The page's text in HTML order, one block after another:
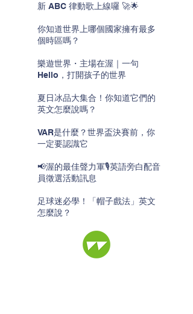
新 ABC 律動歌上線囉 🚀🌟
你知道世界上哪個國家擁有最多
個時區嗎？
樂遊世界・主場在渥｜一句
Hello，打開孩子的世界
夏日冰品大集合！你知道它們的
英文怎麼說嗎？
VAR是什麼？世界盃決賽前，你
一定要認識它
📢渥的最佳聲力軍🎙️英語旁白配音
員徵選活動訊息
足球迷必學！「帽子戲法」英文
怎麼說？